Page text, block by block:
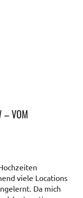
– VOM
viele Locations
Da mich